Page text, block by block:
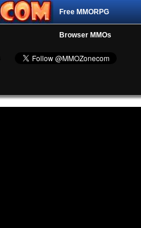
Free MMORPG
Browser MMOs